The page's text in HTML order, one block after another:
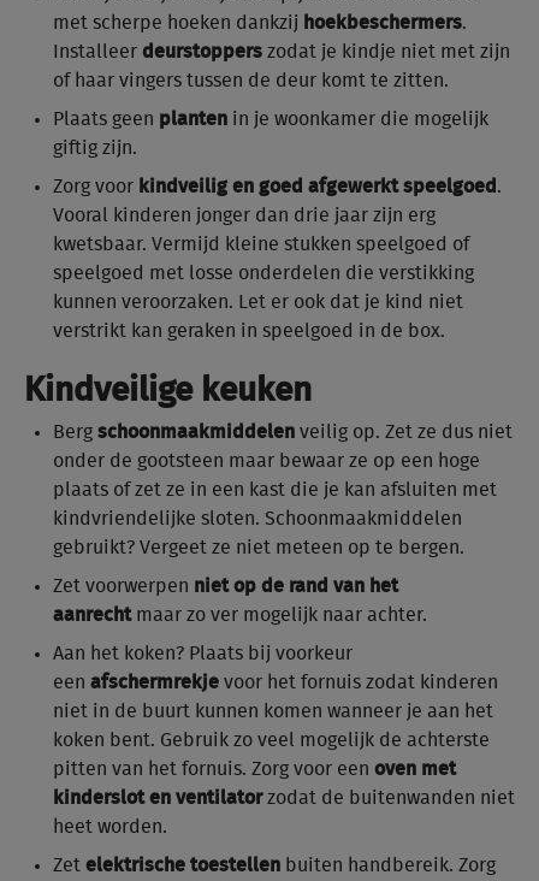
met scherpe hoeken dankzij hoekbeschermers.
Installeer deurstoppers zodat je kindje niet met zijn
of haar vingers tussen de deur komt te zitten.
Plaats geen planten in je woonkamer die mogelijk
giftig zijn.
Zorg voor kindveilig en goed afgewerkt speelgoed .
Vooral kinderen jonger dan drie jaar zijn erg
kwetsbaar. Vermijd kleine stukken speelgoed of
speelgoed met losse onderdelen die verstikking
kunnen veroorzaken. Let er ook dat je kind niet
verstrikt kan geraken in speelgoed in de box.
Kindveilige keuken
Berg schoonmaakmiddelen veilig op. Zet ze dus niet
onder de gootsteen maar bewaar ze op een hoge
plaats of zet ze in een kast die je kan afsluiten met
kindvriendelijke sloten. Schoonmaakmiddelen
gebruikt? Vergeet ze niet meteen op te bergen.
Zet voorwerpen niet op de rand van het
aanrechtmaar zo ver mogelijk naar achter.
Aan het koken? Plaats bij voorkeur
een afschermrekje voor het fornuis zodat kinderen
niet in de buurt kunnen komen wanneer je aan het
koken bent. Gebruik zo veel mogelijk de achterste
pitten van het fornuis. Zorg voor een oven met
kinderslot en ventilatorzodat de buitenwanden niet
heet worden.
Zet elektrische toestellen buiten handbereik. Zorg